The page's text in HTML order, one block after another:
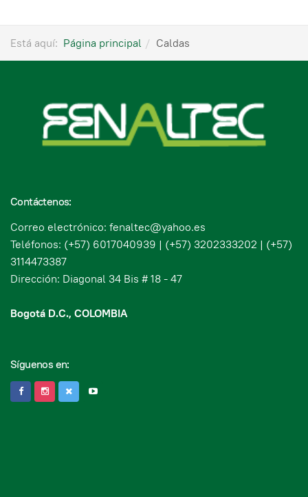
Está aquí: Página principal Caldas
Contáctenos:
Correo electrónico: fenaltec@yahoo.es
Teléfonos: (+57) 6017040939 | (+57) 3202333202 | (+57)
3114473387
Dirección: Diagonal 34 Bis # 18 - 47
Bogotá D.C., COLOMBIA
Síguenos en: